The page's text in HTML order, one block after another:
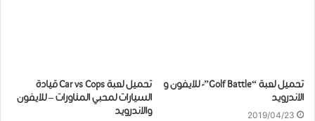
تحميل لعبة “Golf Battle”- للايفون و
الاندرويد
2019/04/23
تحميل لعبة Car vs Cops قيادة
السيارات لمحبي المناورات – للايفون
والاندرويد